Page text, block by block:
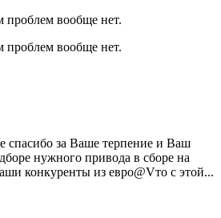
проблем вообще нет.
проблем вообще нет.
спасибо за Ваше терпение и Ваш
нужного привода в сборе на
конкуренты из евро@Vто с этой...